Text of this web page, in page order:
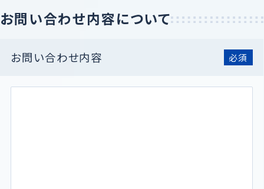
お問い合わせ内容について
お問い合わせ内容 必須